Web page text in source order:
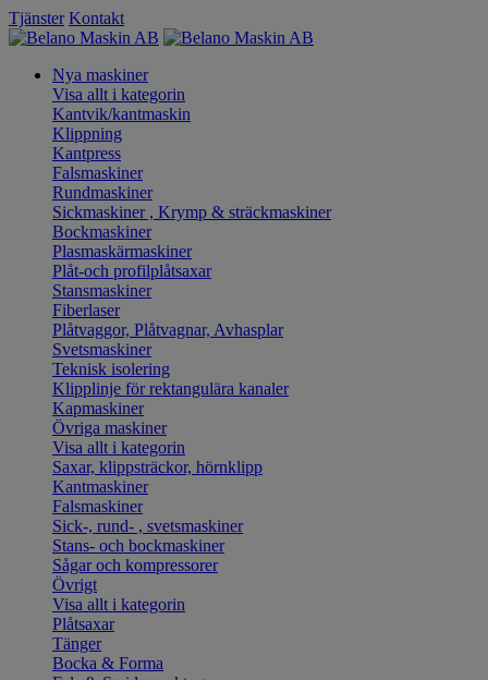
Tjänster Kontakt
Nya maskiner
Visa allt i kategorin
Kantvik/kantmaskin
Klippning
Kantpress
Falsmaskiner
Rundmaskiner
Sickmaskiner , Krymp & sträckmaskiner
Bockmaskiner
Plasmaskärmaskiner
Plåt-och profilplåtsaxar
Stansmaskiner
Fiberlaser
Plåtvaggor, Plåtvagnar, Avhasplar
Svetsmaskiner
Teknisk isolering
Klipplinje för rektangulära kanaler
Kapmaskiner
Övriga maskiner
Visa allt i kategorin
Saxar, klippsträckor, hörnklipp
Kantmaskiner
Falsmaskiner
Sick-, rund- , svetsmaskiner
Stans- och bockmaskiner
Sågar och kompressorer
Övrigt
Visa allt i kategorin
Plåtsaxar
Tänger
Bocka & Forma